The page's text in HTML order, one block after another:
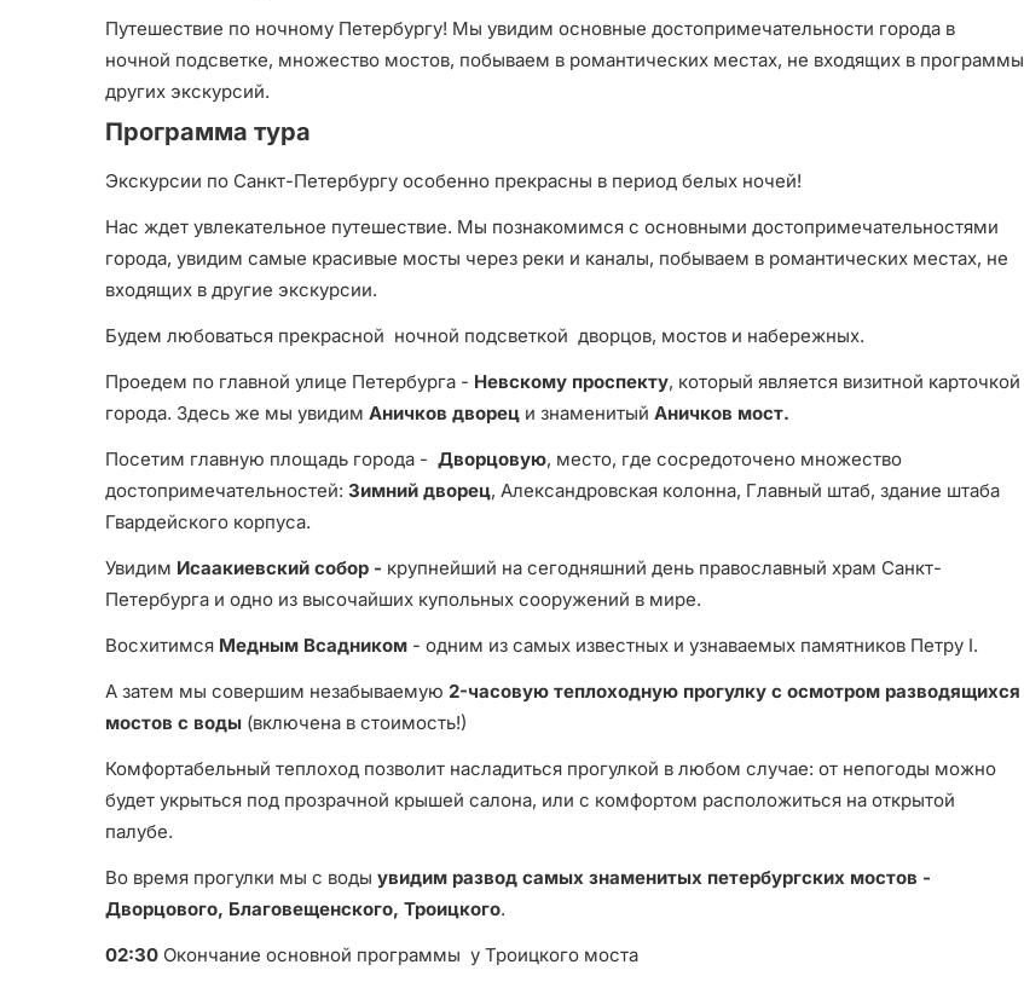
Путешествие по ночному Петербургу! Мы увидим основные достопримечательности города в
ночной подсветке, множество мостов, побываем в романтических местах, не входящих в программы
других экскурсий.
Программа тура
Экскурсии по Санкт-Петербургу особенно прекрасны в период белых ночей!
Нас ждет увлекательное путешествие. Мы познакомимся с основными достопримечательностями
города, увидим самые красивые мосты через реки и каналы, побываем в романтических местах, не
входящих в другие экскурсии.
Будем любоваться прекрасной ночной подсветкой дворцов, мостов и набережных.
Проедем по главной улице Петербурга - Невскому проспекту, который является визитной карточкой
города. Здесь же мы увидим Аничков дворец и знаменитый Аничков мост.
Посетим главную площадь города - Дворцовую, место, где сосредоточено множество
достопримечательностей: Зимний дворец, Александровская колонна, Главный штаб, здание штаба
Гвардейского корпуса.
Увидим Исаакиевский собор - крупнейший на сегодняшний день православный храм Санкт-
Петербурга и одно из высочайших купольных сооружений в мире.
Восхитимся Медным Всадником - одним из самых известных и узнаваемых памятников Петру I.
А затем мы совершим незабываемую 2-часовую теплоходную прогулку с осмотром разводящихся
мостов с воды (включена в стоимость!)
Комфортабельный теплоход позволит насладиться прогулкой в любом случае: от непогоды можно
будет укрыться под прозрачной крышей салона, или с комфортом расположиться на открытой
палубе.
Во время прогулки мы с воды увидим развод самых знаменитых петербургских мостов -
Дворцового, Благовещенского, Троицкого.
02:30 Окончание основной программы у Троицкого моста